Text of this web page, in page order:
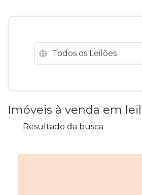
Imóveis à venda em
Resultado da busca